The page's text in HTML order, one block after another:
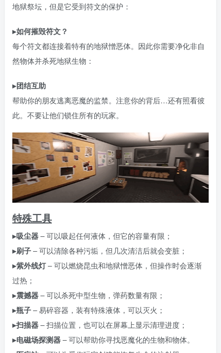
地狱祭坛，但是它受到符文的保护：
▸如何摧毁符文？
每个符文都连接着特有的地狱憎恶体。因此你需要净化非自
然物体并杀死地狱生物：
▸团结互助
帮助你的朋友逃离恶魔的监禁。注意你的背后…还有照看彼
此。不要让他们锁住所有的玩家。
特殊工具
▸吸尘器– 可以吸起任何液体，但它的容量有限；
▸刷子– 可以清除各种污垢，但几次清洁后就会变脏；
▸紫外线灯– 可以燃烧昆虫和地狱憎恶体，但操作时会逐渐
过热；
▸震撼器– 可以杀死中型生物，弹药数量有限；
▸瓶子– 易碎容器，装有特殊液体，可以灭火；
▸扫描器– 扫描位置，也可以在屏幕上显示清理进度；
▸电磁场探测器– 可以帮助你寻找恶魔化的生物和物体。